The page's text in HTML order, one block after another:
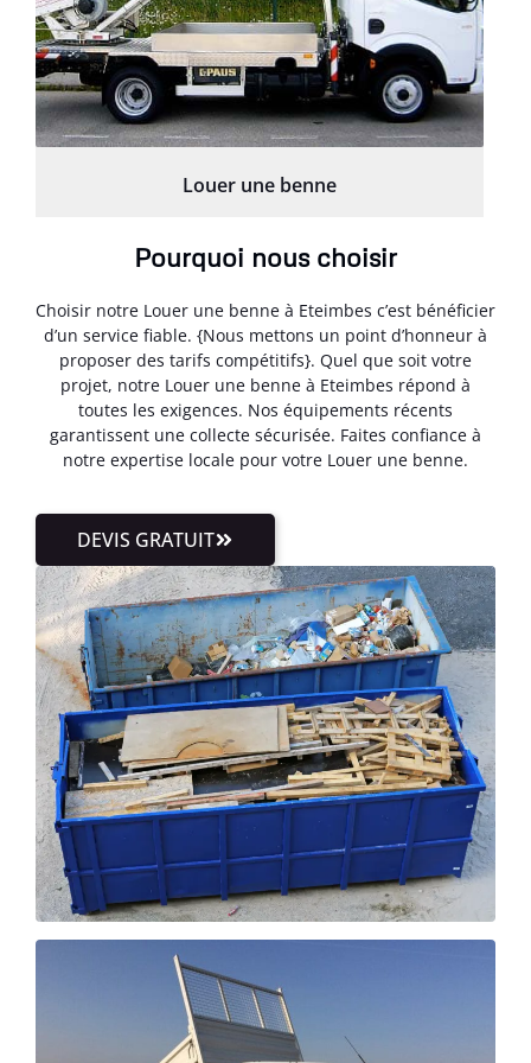
Louer une benne
Pourquoi nous choisir
Choisir notre Louer une benne à Eteimbes c’est bénéficier
d’un service fiable. {Nous mettons un point d’honneur à
proposer des tarifs compétitifs}. Quel que soit votre
projet, notre Louer une benne à Eteimbes répond à
toutes les exigences. Nos équipements récents
garantissent une collecte sécurisée. Faites confiance à
notre expertise locale pour votre Louer une benne.
DEVIS GRATUIT